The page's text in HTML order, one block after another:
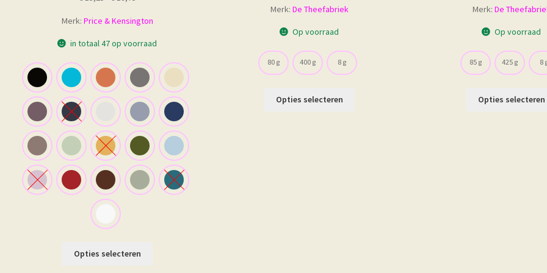
tot
Merk: Price & Kensington
in totaal 47 op voorraad
Opties selecteren
tot
Merk: De Theefabriek
Op voorraad
80 g 400 g 8 g
Opties selecteren
Merk: De
Op voorraad
85 g 425 g 8
Opties selecteren